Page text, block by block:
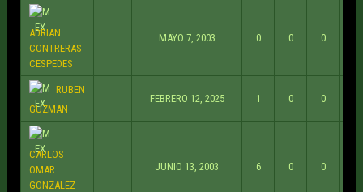
ADRIAN
CONTRERAS
CESPEDES
MAYO 7, 2003 0 0 0
RUBEN
GUZMAN
FEBRERO 12, 2025 1 0 0
CARLOS
OMAR
GONZALEZ
JUNIO 13, 2003 6 0 0